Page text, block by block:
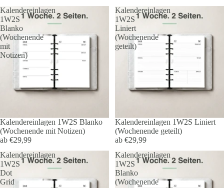
Kalendereinlagen
1W2S
Blanko
(Wochenende
mit
Notizen)
Kalendereinlagen 1W2S Blanko
(Wochenende mit Notizen)
ab €29,99
Kalendereinlagen
1W2S
Liniert
(Wochenende
geteilt)
Kalendereinlagen 1W2S Liniert
(Wochenende geteilt)
ab €29,99
Kalendereinlagen
1W2S
Dot
Grid
Kalendereinlagen
1W2S
Blanko
(Wochenende